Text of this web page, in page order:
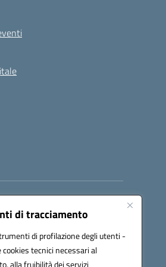
di tracciamento
di profilazione degli utenti -
tecnici necessari al
alla fruibilità dei servizi